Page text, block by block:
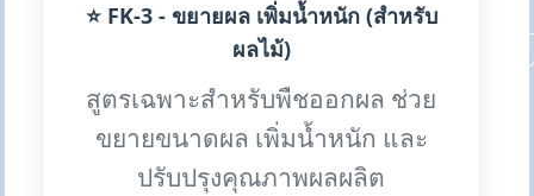
⭐ FK-3 - ขยายผล เพิ่มน้ำหนัก (สำหรับ
ผลไม้)
สูตรเฉพาะสำหรับพืชออกผล ช่วย
ขยายขนาดผล เพิ่มน้ำหนัก และ
ปรับปรุงคุณภาพผลผลิต